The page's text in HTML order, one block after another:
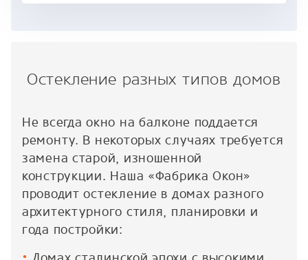
Остекление разных типов домов
Не всегда окно на балконе поддается
ремонту. В некоторых случаях требуется
замена старой, изношенной
конструкции. Наша «Фабрика Окон»
проводит остекление в домах разного
архитектурного стиля, планировки и
года постройки: